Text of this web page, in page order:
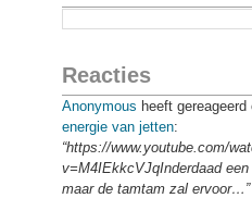
Reacties
Anonymous heeft gereageerd
energie van jetten:
“https://www.youtube.com/
v=M4IEkkcVJqInderdaad een
maar de tamtam zal ervoor…”